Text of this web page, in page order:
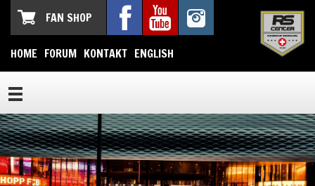
FAN SHOP
HOME FORUM KONTAKT ENGLISH